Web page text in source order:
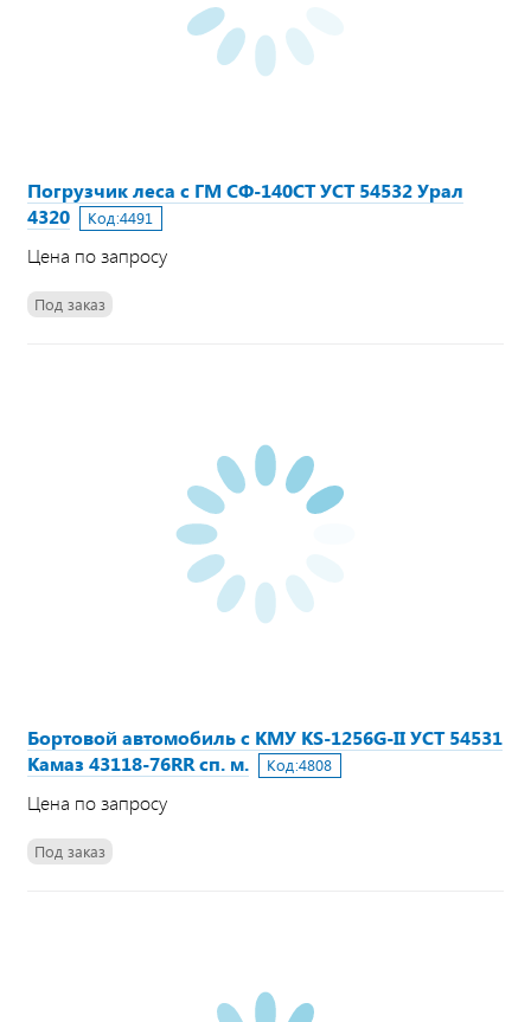
Погрузчик леса с ГМ СФ-140СТ УСТ 54532 Урал
4320
Код:4491
Цена по запросу
Под заказ
Бортовой автомобиль с КМУ KS-1256G-II УСТ 54531
Камаз 43118-76RR сп. м.
Код:4808
Цена по запросу
Под заказ